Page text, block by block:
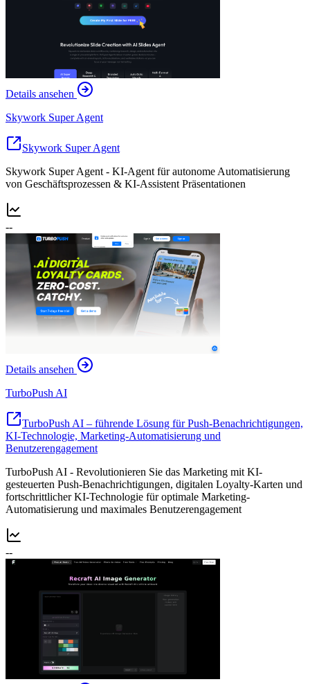
Details ansehen
Skywork Super Agent
Skywork Super Agent
Skywork Super Agent - KI-Agent für autonome Automatisierung
von Geschäftsprozessen & KI-Assistent Präsentationen
--
Details ansehen
TurboPush AI
TurboPush AI – führende Lösung für Push-Benachrichtigungen,
KI-Technologie, Marketing-Automatisierung und
Benutzerengagement
TurboPush AI - Revolutionieren Sie das Marketing mit KI-
gesteuerten Push-Benachrichtigungen, digitalen Loyalty-Karten und
fortschrittlicher KI-Technologie für optimale Marketing-
Automatisierung und maximales Benutzerengagement
--